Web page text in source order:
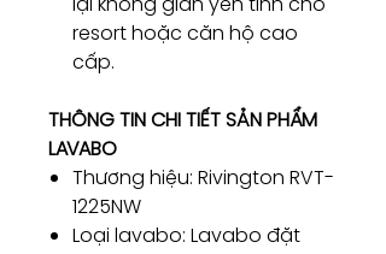
resort hoặc căn hộ cao
cấp.
THÔNG TIN CHI TIẾT SẢN PHẨM
LAVABO
Thương hiệu: Rivington RVT-
1225NW
Loại lavabo: Lavabo đặt